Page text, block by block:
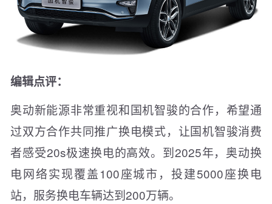
编辑点评：
奥动新能源非常重视和国机智骏的合作，希望通
过双方合作共同推广换电模式，让国机智骏消费
者感受20s极速换电的高效。到2025年，奥动换
电网络实现覆盖100座城市，投建5000座换电
站，服务换电车辆达到200万辆。